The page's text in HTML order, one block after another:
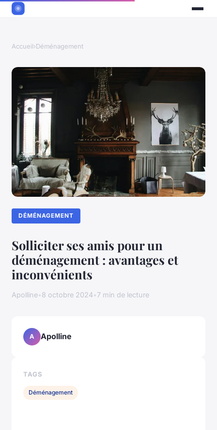
Accueil›Déménagement
DÉMÉNAGEMENT
Solliciter ses amis pour un
déménagement : avantages et
inconvénients
Apolline•8 octobre 2024•7 min de lecture
A Apolline
TAGS
Déménagement